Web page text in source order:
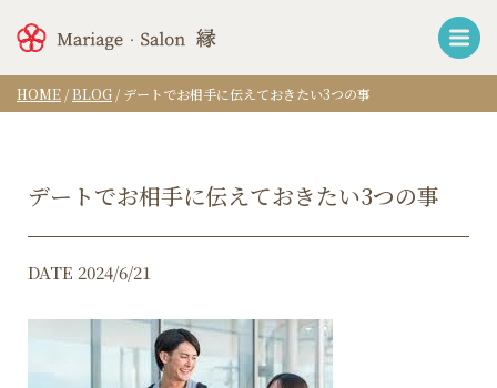
HOME /BLOG / デートでお相手に伝えておきたい3つの事
デートでお相手に伝えておきたい3つの事
DATE 2024/6/21